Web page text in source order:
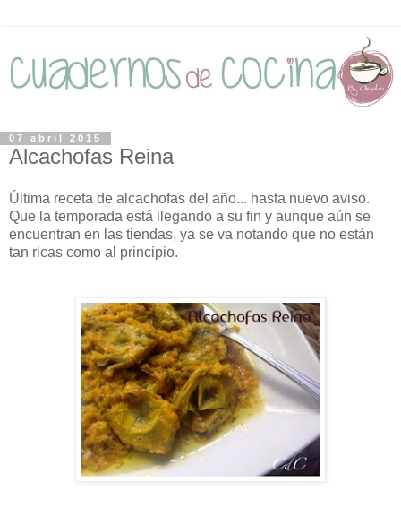
07 abril 2015
Alcachofas Reina
Última receta de alcachofas del año... hasta nuevo aviso.
Que la temporada está llegando a su fin y aunque aún se
encuentran en las tiendas, ya se va notando que no están
tan ricas como al principio.